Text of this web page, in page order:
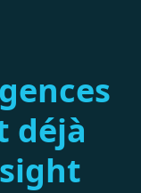
déjà